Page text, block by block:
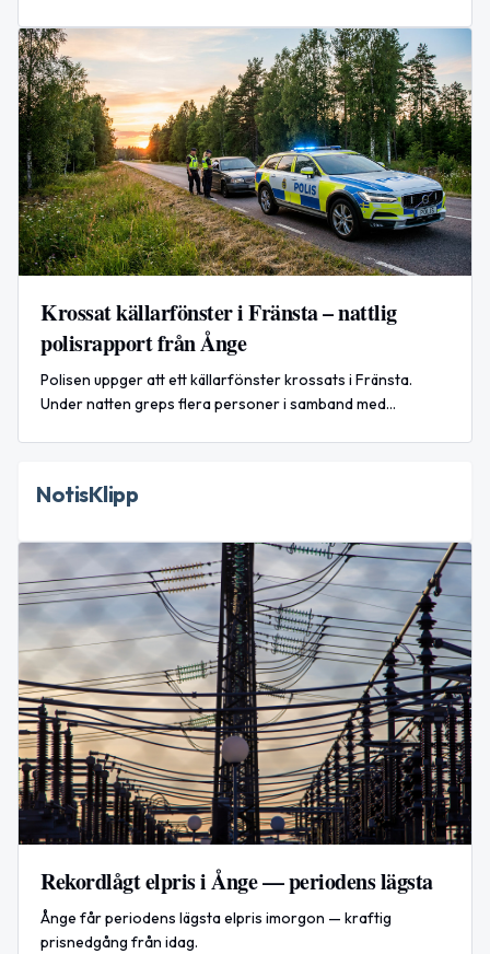
Krossat källarfönster i Fränsta – nattlig
polisrapport från Ånge
Polisen uppger att ett källarfönster krossats i Fränsta.
Under natten greps flera personer i samband med
NotisKlipp
Rekordlågt elpris i Ånge — periodens lägsta
Ånge får periodens lägsta elpris imorgon — kraftig
prisnedgång från idag.